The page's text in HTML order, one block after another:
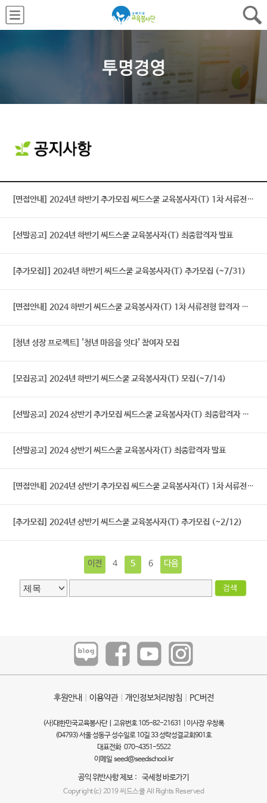
[면접안내] 2024년 하반기 추가모집 씨드스쿨 교육봉사자(T) 1차 서류전형 합격자 발표 및 면접안내
[선발공고] 2024년 하반기 씨드스쿨 교육봉사자(T) 최종합격자 발표
[추가모집]] 2024년 하반기 씨드스쿨 교육봉사자(T) 추가모집 (~7/31)
[면접안내] 2024 하반기 씨드스쿨 교육봉사자(T) 1차 서류전형 합격자 발표 및 면접안내
[청년 성장 프로젝트] '청년 마음을 잇다' 참여자 모집
[모집공고] 2024년 하반기 씨드스쿨 교육봉사자(T) 모집(~7/14)
[선발공고] 2024 상반기 추가모집 씨드스쿨 교육봉사자(T) 최종합격자 발표
[선발공고] 2024 상반기 씨드스쿨 교육봉사자(T) 최종합격자 발표
[면접안내] 2024년 상반기 추가모집 씨드스쿨 교육봉사자(T) 1차 서류전형 합격자 발표 및 면접안내
[추가모집] 2024년 상반기 씨드스쿨 교육봉사자(T) 추가모집 (~2/12)
이전 4 5 6 다음
후원안내 이용약관ㅣ 개인정보처리방침 PC버전
(사)대한민국교육봉사단ㅣ고유번호 105-82-21631 | 이사장 우창록
(04793) 서울 성동구 성수일로 10길 33 성락성결교회901호
대표전화 070-4351-5522
이메일 seed@seedschool.kr
공익 위반사항 제보 : 국세청 바로가기
Copyright(c) 2019 씨드스쿨 All Rights Reserved